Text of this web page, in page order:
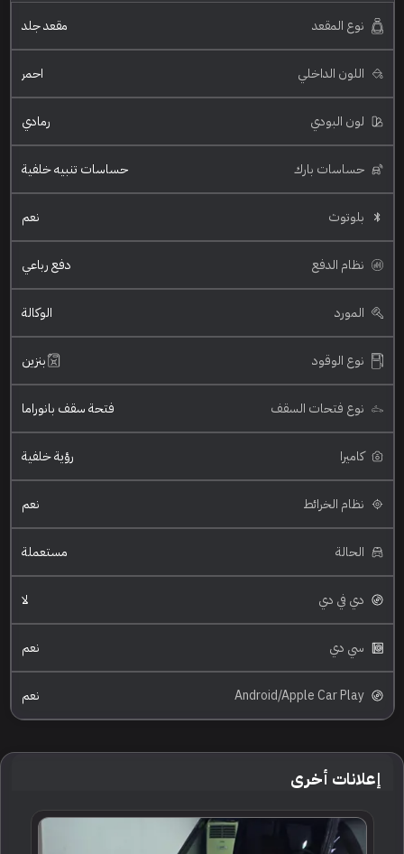
نوع المقعد مقعد جلد
اللون الداخلي احمر
لون البودي رمادي
حساسات بارك حساسات تنبيه خلفية
بلوتوث نعم
نظام الدفع دفع رباعي
المورد الوكالة
نوع الوقود بنزين
نوع فتحات السقف فتحة سقف بانوراما
كاميرا رؤية خلفية
نظام الخرائط نعم
الحالة مستعملة
دي في دي لا
سي دي نعم
Android/Apple Car Play نعم
إعلانات أخرى